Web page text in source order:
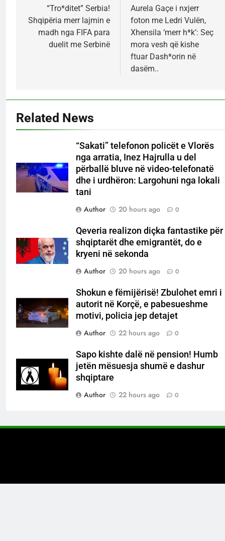
navigation
“Tro*ditet” Serbia!
Shqipëria merr lajmin e
madh nga FIFA para
duelit me Serbinë
Aurela Gaçe i nxjerr
foton me Ledri Vulën,
Xhensila ‘merr h*k’: Seç
mora vesh që kishe
ftuar Dash*orin në
dasëm..
Related News
“Sakati” telefonon policët e Vlorës
nga arratia, Inez Hajrulla u del
përballë bluve në video-telefonatë
dhe i urdhëron: Largohuni nga lokali
tani
Author
20 hours ago 0
Qeveria realizon diçka fantastike për
shqiptarët dhe emigrantët, do e
kryeni në sekonda
Author
20 hours ago 0
Shokun e fëmijërisë! Zbulohet emri i
autorit në Korçë, e pabesueshme
motivi, policia jep detajet
Author
22 hours ago 0
Sapo kishte dalë në pension! Humb
jetën mësuesja shumë e dashur
shqiptare
Author
22 hours ago 0